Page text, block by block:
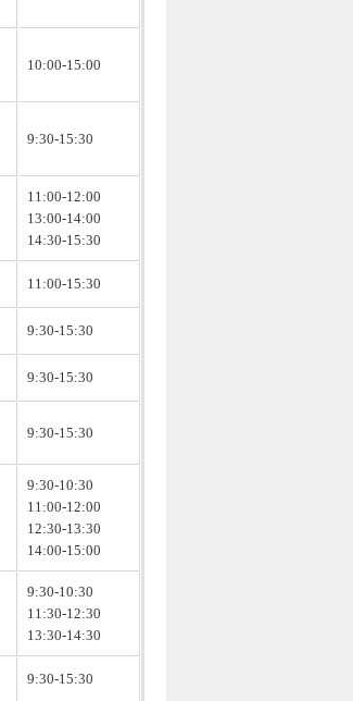
10:00-15:00
9:30-15:30
11:00-12:00
13:00-14:00
14:30-15:30
11:00-15:30
9:30-15:30
9:30-15:30
9:30-15:30
9:30-10:30
11:00-12:00
12:30-13:30
14:00-15:00
9:30-10:30
11:30-12:30
13:30-14:30
9:30-15:30